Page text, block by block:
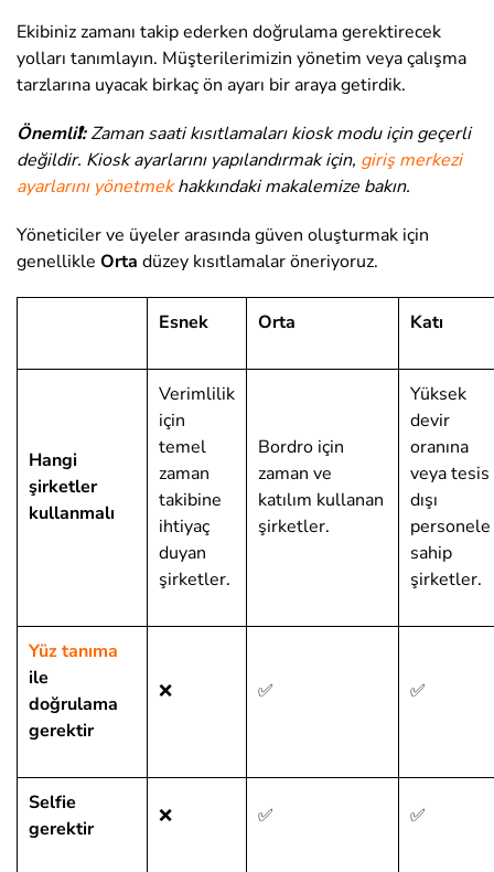
Ekibiniz zamanı takip ederken doğrulama gerektirecek
yolları tanımlayın. Müşterilerimizin yönetim veya çalışma
tarzlarına uyacak birkaç ön ayarı bir araya getirdik.
Önemli❗:Zaman saati kısıtlamaları kiosk modu için geçerli
değildir. Kiosk ayarlarını yapılandırmak için, giriş merkezi
ayarlarını yönetmekhakkındaki makalemize bakın.
Yöneticiler ve üyeler arasında güven oluşturmak için
genellikle Orta düzey kısıtlamalar öneriyoruz.
Esnek Orta Katı
Hangi
şirketler
kullanmalı
Verimlilik
için
temel
zaman
takibine
ihtiyaç
duyan
şirketler.
Bordro için
zaman ve
katılım kullanan
şirketler.
Yüksek
devir
oranına
veya tesis
dışı
personele
sahip
şirketler.
Yüz tanıma
ile
doğrulama
gerektir
❌ ✅ ✅
Selfie
gerektir
❌ ✅ ✅